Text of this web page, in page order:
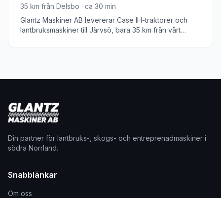
35 km från Delsbo · ca 30 min
Glantz Maskiner AB levererar Case IH-traktorer och
lantbruksmaskiner till Järvsö, bara 35 km från vårt
för sitt aktiva jordbruk och sin naturnära livsstil. Vi når
Din partner för lantbruks-, skogs- och entreprenadmaskiner i
södra Norrland.
Snabblänkar
Om oss